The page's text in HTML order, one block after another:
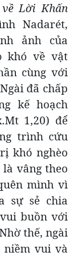
Lời Khấn
Nadarét,
ảnh của
khó về vật
cùng với
đã chấp
kế hoạch
1,20) để
trình cứu
khó nghèo
vâng theo
mình vì
sự sẻ chia
buồn với
thế, ngài
vui và